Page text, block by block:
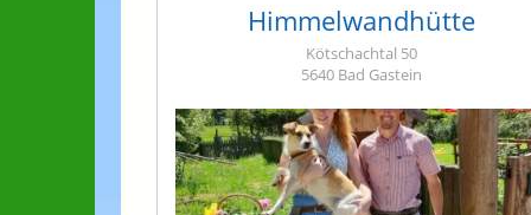
Himmelwandhütte
Kötschachtal 50
5640 Bad Gastein